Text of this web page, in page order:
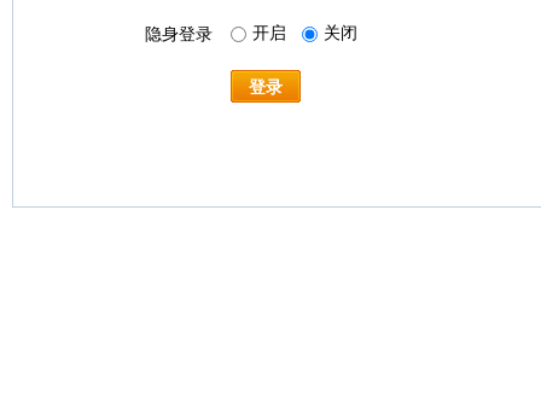
隐身登录 开启 关闭
登录